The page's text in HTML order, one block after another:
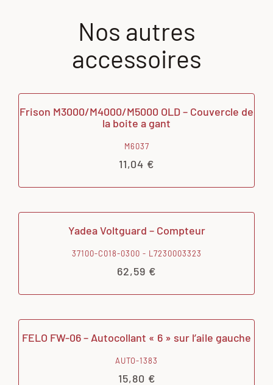
Nos autres
accessoires
Frison M3000/M4000/M5000 OLD – Couvercle de
la boite a gant
M6037
11,04 €
Yadea Voltguard – Compteur
37100-C018-0300 - L7230003323
62,59 €
FELO FW-06 – Autocollant « 6 » sur l’aile gauche
AUTO-1383
15,80 €